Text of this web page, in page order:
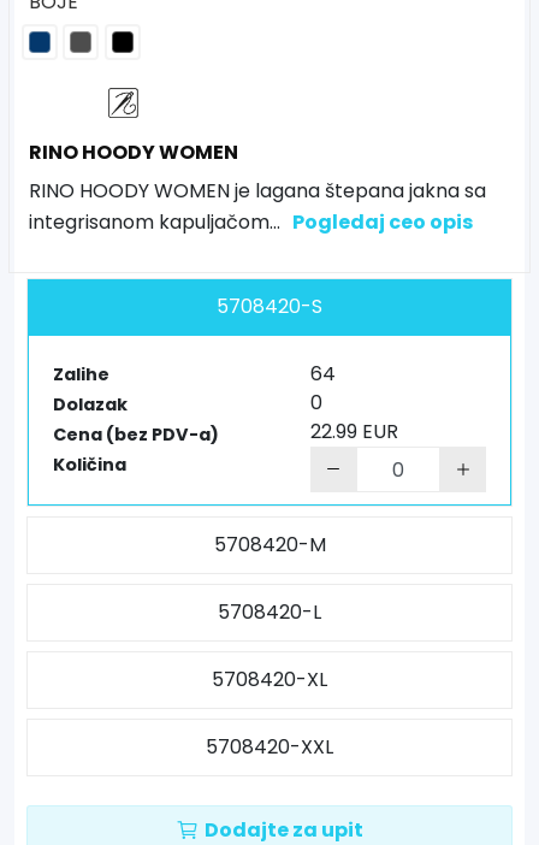
RINO HOODY WOMEN
RINO HOODY WOMEN je lagana štepana jakna sa
integrisanom kapuljačom... Pogledaj ceo opis
5708420-S
Zalihe
Dolazak
Cena (bez PDV-a)
Količina
64
0
22.99 EUR
5708420-M
5708420-L
5708420-XL
5708420-XXL
Dodajte za upit